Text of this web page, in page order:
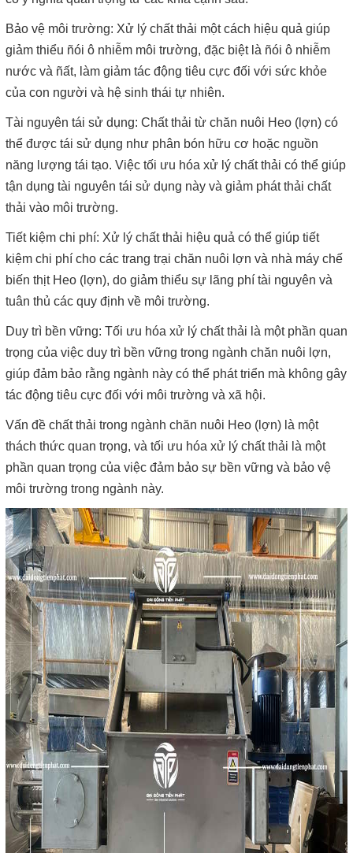
Bảo vệ môi trường: Xử lý chất thải một cách hiệu quả giúp
giảm thiểu ñói ô nhiễm môi trường, đặc biệt là ñói ô nhiễm
nước và ñất, làm giảm tác động tiêu cực đối với sức khỏe
của con người và hệ sinh thái tự nhiên.
Tài nguyên tái sử dụng: Chất thải từ chăn nuôi Heo (lợn) có
thể được tái sử dụng như phân bón hữu cơ hoặc nguồn
năng lượng tái tạo. Việc tối ưu hóa xử lý chất thải có thể giúp
tận dụng tài nguyên tái sử dụng này và giảm phát thải chất
thải vào môi trường.
Tiết kiệm chi phí: Xử lý chất thải hiệu quả có thể giúp tiết
kiệm chi phí cho các trang trại chăn nuôi lợn và nhà máy chế
biến thịt Heo (lợn), do giảm thiểu sự lãng phí tài nguyên và
tuân thủ các quy định về môi trường.
Duy trì bền vững: Tối ưu hóa xử lý chất thải là một phần quan
trọng của việc duy trì bền vững trong ngành chăn nuôi lợn,
giúp đảm bảo rằng ngành này có thể phát triển mà không gây
tác động tiêu cực đối với môi trường và xã hội.
Vấn đề chất thải trong ngành chăn nuôi Heo (lợn) là một
thách thức quan trọng, và tối ưu hóa xử lý chất thải là một
phần quan trọng của việc đảm bảo sự bền vững và bảo vệ
môi trường trong ngành này.